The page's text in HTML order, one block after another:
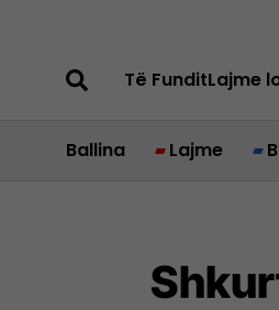
Të FunditLajme
Ballina Lajme